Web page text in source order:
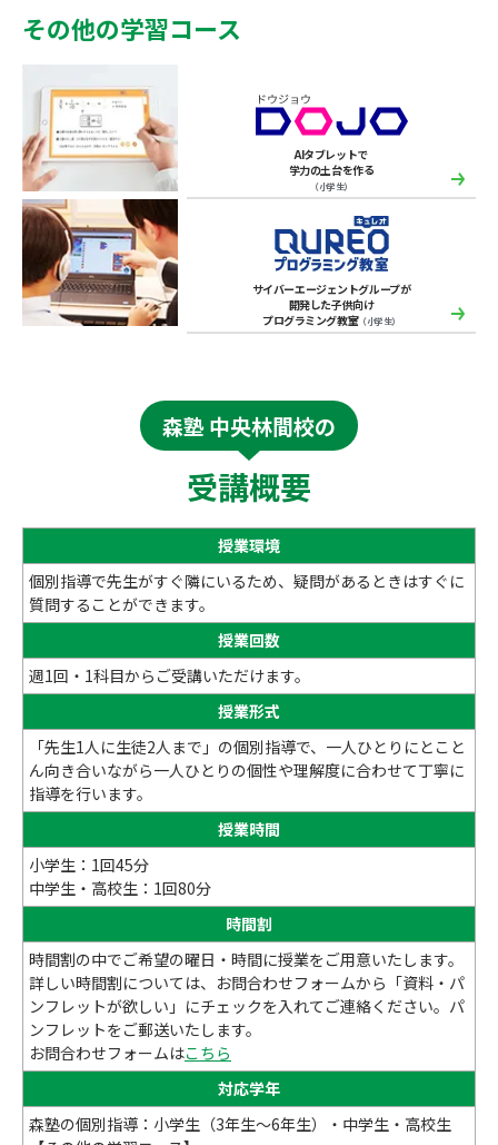
その他の学習コース
AIタブレットで
学力の土台を作る
（小学生）
サイバーエージェントグループが
開発した子供向け
プログラミング教室（小学生）
森塾 中央林間校の
受講概要
授業環境
個別指導で先生がすぐ隣にいるため、疑問があるときはすぐに
質問することができます。
授業回数
週1回・1科目からご受講いただけます。
授業形式
「先生1人に生徒2人まで」の個別指導で、一人ひとりにとこと
ん向き合いながら一人ひとりの個性や理解度に合わせて丁寧に
指導を行います。
授業時間
小学生：1回45分
中学生・高校生：1回80分
時間割
時間割の中でご希望の曜日・時間に授業をご用意いたします。
詳しい時間割については、お問合わせフォームから「資料・パ
ンフレットが欲しい」にチェックを入れてご連絡ください。パ
ンフレットをご郵送いたします。
お問合わせフォームはこちら
対応学年
森塾の個別指導：小学生（3年生～6年生）・中学生・高校生